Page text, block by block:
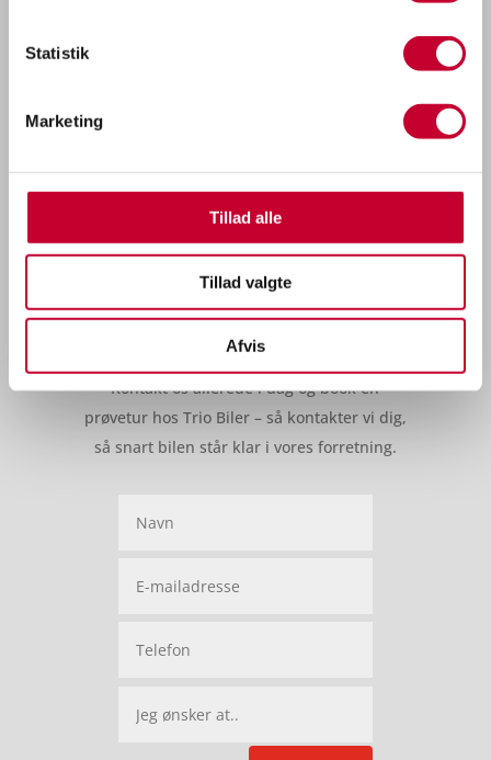
Statistik
Marketing
Tillad alle
Tillad valgte
Afvis
og ankomst i showroom. Vi glæder os til at
SE MERE OM KGM HER
Kontakt os allerede i dag og book en
prøvetur hos Trio Biler – så kontakter vi dig,
så snart bilen står klar i vores forretning.